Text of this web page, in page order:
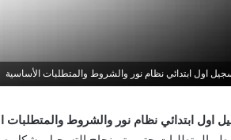
اول ابتدائي نظام نور والشروط والمتطلبات الأساسية
اول ابتدائي نظام نور والشروط والمتطلبات